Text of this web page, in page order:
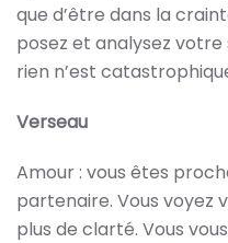
que d’être dans la
posez et analysez votre
rien n’est
Verseau
Amour : vous êtes
partenaire. Vous voyez
plus de clarté. Vous